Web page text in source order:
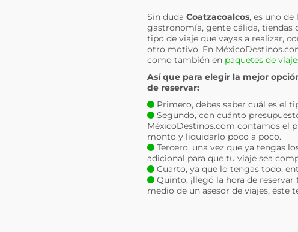
Sin duda Coatzacoalcos, es uno de
gastronomía, gente cálida, tiendas
tipo de viaje que vayas a realizar,
otro motivo. En
como también en paquetes de
Así que para elegir la mejor
de reservar:
Primero, debes saber cuál es el
Segundo, con cuánto
MéxicoDestinos.com contamos el
monto y liquidarlo poco a poco.
Tercero, una vez que ya tengas
adicional para que tu viaje sea
Cuarto, ya que lo tengas todo,
Quinto, ¡llegó la hora de reservar
medio de un asesor de viajes, éste